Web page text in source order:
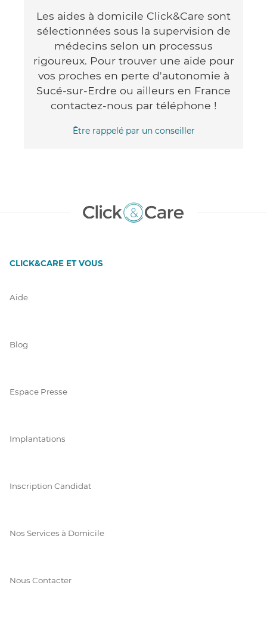
Les aides à domicile Click&Care sont
sélectionnées sous la supervision de
médecins selon un processus
rigoureux. Pour trouver une aide pour
vos proches en perte d'autonomie à
Sucé-sur-Erdre ou ailleurs en France
contactez-nous par téléphone !
Être rappelé par un conseiller
CLICK&CARE ET VOUS
Aide
Blog
Espace Presse
Implantations
Inscription Candidat
Nos Services à Domicile
Nous Contacter